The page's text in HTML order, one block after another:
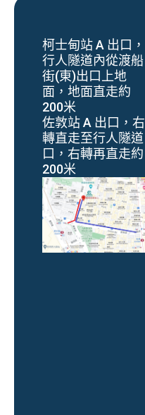
柯士甸站 A 出口，
行人隧道內從渡船
街(東)出口上地
面，地面直走約
200米
佐敦站 A 出口，右
轉直走至行人隧道
口，右轉再直走約
200米